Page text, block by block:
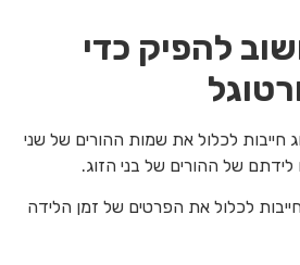
להפיק כדי
חייבות לכלול את שמות ההורים של שני
של ההורים של בני הזוג.
לכלול את הפרטים של זמן הלידה